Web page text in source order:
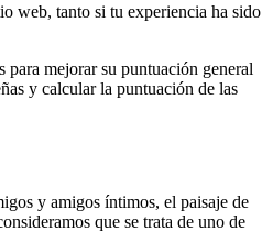
web, tanto si tu experiencia ha sido
para mejorar su puntuación general
y calcular la puntuación de las
y amigos íntimos, el paisaje de
que se trata de uno de